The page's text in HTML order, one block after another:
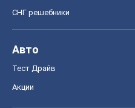
СНГ решебники
Авто
Тест Драйв
Акции